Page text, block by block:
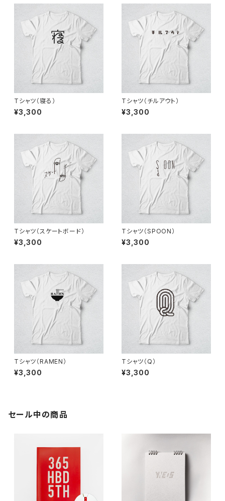
Tシャツ（寝る）
¥3,300
Tシャツ（チルアウト）
¥3,300
Tシャツ（スケートボード）
¥3,300
Tシャツ（SPOON）
¥3,300
Tシャツ（RAMEN）
¥3,300
Tシャツ（Q）
¥3,300
セール中の商品